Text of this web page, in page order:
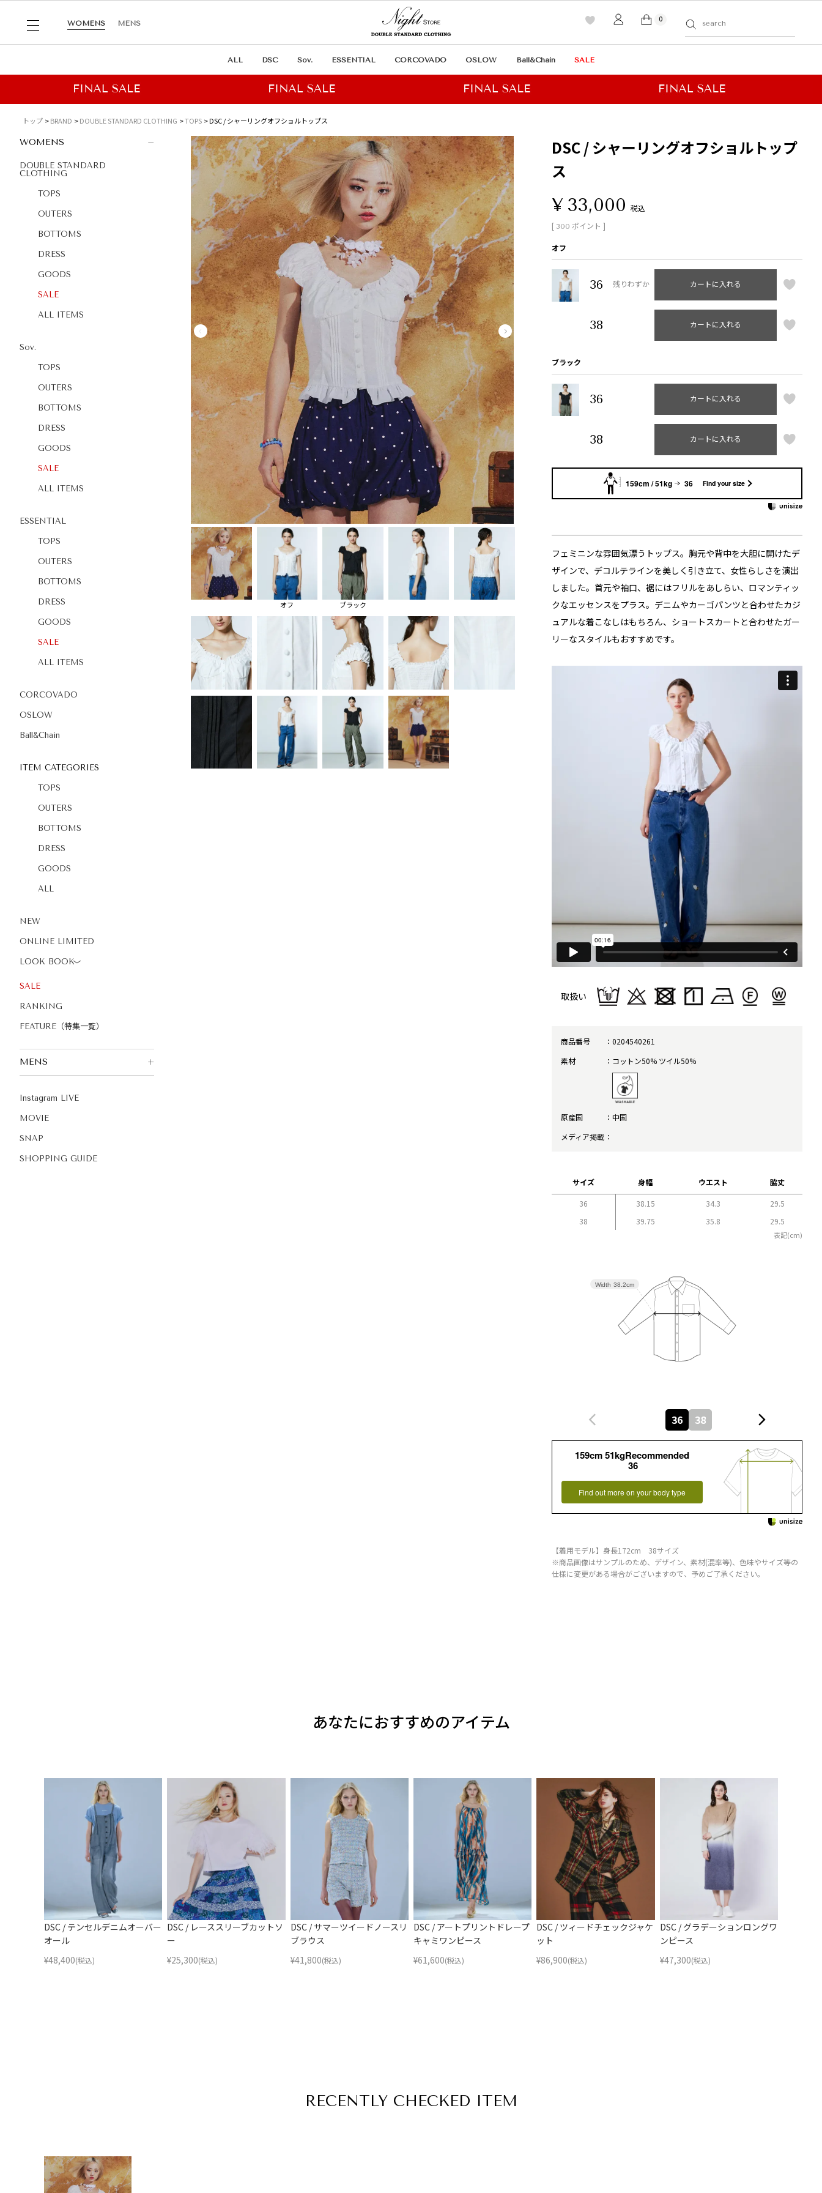
WOMENS MENS
0
ALL DSC Sov. ESSENTIAL CORCOVADO OSLOW Ball&Chain SALE
トップ BRAND DOUBLE STANDARD CLOTHING TOPS DSC / シャーリングオフショルトップス
WOMENS
DOUBLE STANDARD
CLOTHING
TOPS
OUTERS
BOTTOMS
DRESS
GOODS
SALE
ALL ITEMS
Sov.
TOPS
OUTERS
BOTTOMS
DRESS
GOODS
SALE
ALL ITEMS
ESSENTIAL
TOPS
OUTERS
BOTTOMS
DRESS
GOODS
SALE
ALL ITEMS
CORCOVADO
OSLOW
Ball&Chain
ITEM CATEGORIES
TOPS
OUTERS
BOTTOMS
DRESS
GOODS
ALL
NEW
ONLINE LIMITED
LOOK BOOK〉
SALE
RANKING
FEATURE（特集一覧）
MENS
Instagram LIVE
MOVIE
SNAP
SHOPPING GUIDE
オフ ブラック
DSC / シャーリングオフショルトップ
ス
¥ 33,000 税込
[ 300 ポイント ]
オフ
36 残りわずか カートに入れる
38 カートに入れる
ブラック
36 カートに入れる
38 カートに入れる
159cm / 51kg 36 Find your size
フェミニンな雰囲気漂うトップス。胸元や背中を大胆に開けたデ
ザインで、デコルテラインを美しく引き立て、女性らしさを演出
しました。首元や袖口、裾にはフリルをあしらい、ロマンティッ
クなエッセンスをプラス。デニムやカーゴパンツと合わせたカジ
ュアルな着こなしはもちろん、ショートスカートと合わせたガー
リーなスタイルもおすすめです。
取扱い
商品番号
0204540261
素材
コットン50% ツイル50%
原産国
中国
メディア掲載
サイズ 身幅 ウエスト 脇丈
36 38.15 34.3
29.5
38
39.75 35.8 29.5
表記(cm)
Width 38.2cm
36 38
159cm 51kgRecommended
36
Find out more on your body type
【着用モデル】身長172cm 38サイズ
※商品画像はサンプルのため、デザイン、素材(混率等)、色味やサイズ等の
仕様に変更がある場合がございますので、予めご了承ください。
あなたにおすすめのアイテム
DSC / テンセルデニムオーバー
オール
¥48,400(税込)
DSC / レーススリーブカットソ
ー
¥25,300(税込)
DSC / サマーツイードノースリ
ブラウス
¥41,800(税込)
DSC / アートプリントドレープ
キャミワンピース
¥61,600(税込)
DSC / ツィードチェックジャケ
ット
¥86,900(税込)
DSC / グラデーションロングワ
ンピース
¥47,300(税込)
RECENTLY CHECKED ITEM